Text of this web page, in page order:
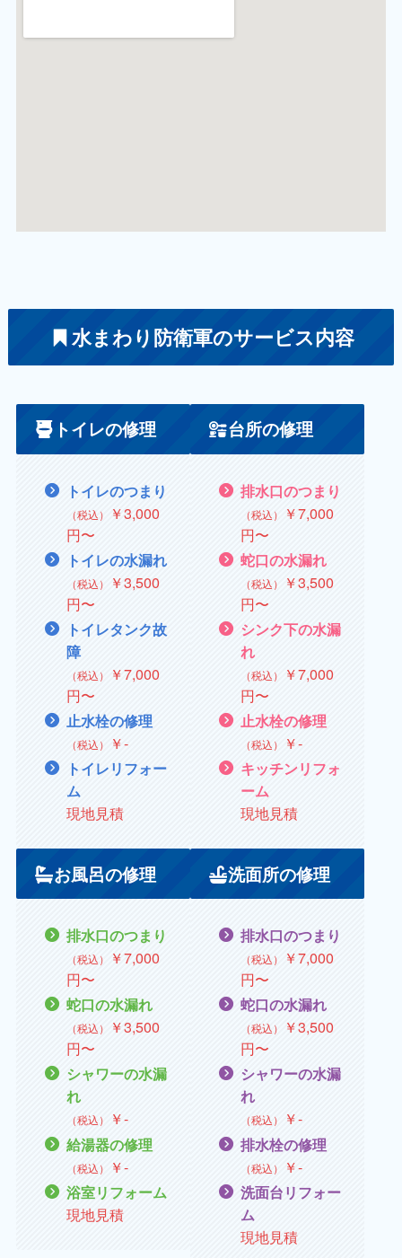
水まわり防衛軍のサービス内容
トイレの修理
トイレのつまり
（税込）
￥3,000
円〜
トイレの水漏れ
（税込）
￥3,500
円〜
トイレタンク故
障
（税込） ￥7,000
円〜
止水栓の修理
（税込） ￥‐
トイレリフォー
ム
現地見積
台所の修理
排水口のつまり
（税込）
￥7,000
円〜
蛇口の水漏れ
（税込） ￥3,500
円〜
シンク下の水漏
れ
（税込）
￥7,000
円〜
止水栓の修理
（税込） ￥‐
キッチンリフォ
ーム
現地見積
お風呂の修理
排水口のつまり
（税込） ￥7,000
円〜
蛇口の水漏れ
（税込） ￥3,500
円〜
シャワーの水漏
れ
（税込） ￥‐
給湯器の修理
（税込） ￥‐
浴室リフォーム
現地見積
洗面所の修理
排水口のつまり
（税込） ￥7,000
円〜
蛇口の水漏れ
（税込） ￥3,500
円〜
シャワーの水漏
れ
（税込） ￥‐
排水栓の修理
（税込） ￥‐
洗面台リフォー
ム
現地見積